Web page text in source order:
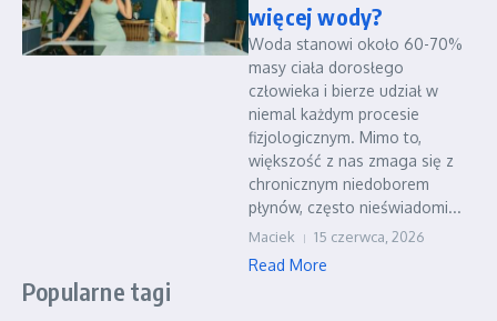
więcej wody?
Woda stanowi około 60-70%
masy ciała dorosłego
człowieka i bierze udział w
niemal każdym procesie
fizjologicznym. Mimo to,
większość z nas zmaga się z
chronicznym niedoborem
płynów, często nieświadomi...
Maciek 15 czerwca, 2026
Read More
Popularne tagi